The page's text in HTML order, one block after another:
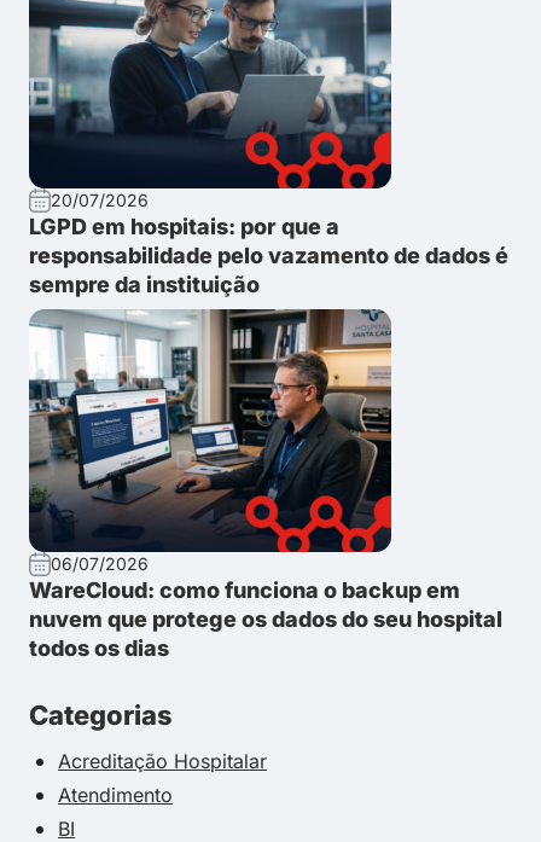
20/07/2026
LGPD em hospitais: por que a
responsabilidade pelo vazamento de dados é
sempre da instituição
06/07/2026
WareCloud: como funciona o backup em
nuvem que protege os dados do seu hospital
todos os dias
Categorias
Acreditação Hospitalar
Atendimento
BI